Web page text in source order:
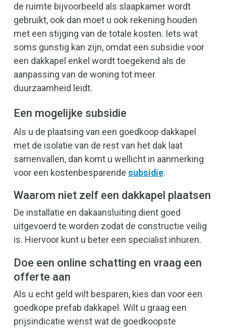
de ruimte bijvoorbeeld als slaapkamer wordt
gebruikt, ook dan moet u ook rekening houden
met een stijging van de totale kosten. Iets wat
soms gunstig kan zijn, omdat een subsidie voor
een dakkapel enkel wordt toegekend als de
aanpassing van de woning tot meer
duurzaamheid leidt.
Een mogelijke subsidie
Als u de plaatsing van een goedkoop dakkapel
met de isolatie van de rest van het dak laat
samenvallen, dan komt u wellicht in aanmerking
voor een kostenbesparende subsidie.
Waarom niet zelf een dakkapel plaatsen
De installatie en dakaansluiting dient goed
uitgevoerd te worden zodat de constructie veilig
is. Hiervoor kunt u beter een specialist inhuren.
Doe een online schatting en vraag een
offerte aan
Als u echt geld wilt besparen, kies dan voor een
goedkope prefab dakkapel. Wilt u graag een
prijsindicatie wenst wat de goedkoopste